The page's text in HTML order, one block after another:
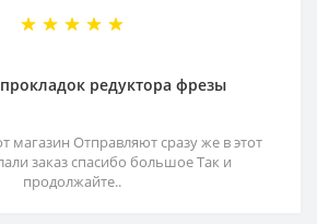
редуктора фрезы
магазин Отправляют сразу же в этот
заказ спасибо большое Так и
продолжайте..